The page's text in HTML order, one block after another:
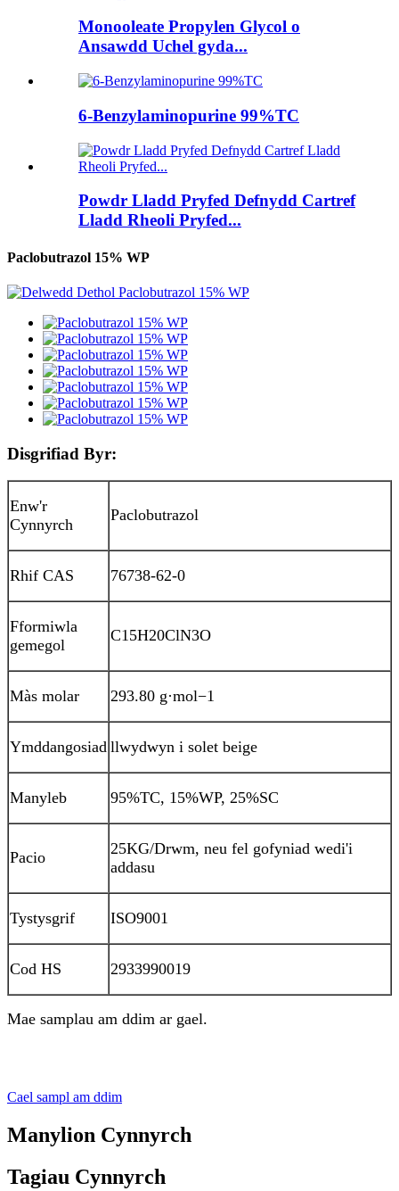
Monooleate Propylen Glycol o
Ansawdd Uchel gyda...
6-Benzylaminopurine 99%TC
Powdr Lladd Pryfed Defnydd Cartref
Lladd Rheoli Pryfed...
Paclobutrazol 15% WP
Disgrifiad Byr:
Enw'r
Cynnyrch
Paclobutrazol
Rhif CAS 76738-62-0
Fformiwla
gemegol
C15H20ClN3O
Màs molar 293.80 g·mol−1
Ymddangosiad llwydwyn i solet beige
Manyleb 95%TC, 15%WP, 25%SC
Pacio
25KG/Drwm, neu fel gofyniad wedi'i
addasu
Tystysgrif ISO9001
Cod HS 2933990019
Mae samplau am ddim ar gael.
Cael sampl am ddim
Manylion Cynnyrch
Tagiau Cynnyrch